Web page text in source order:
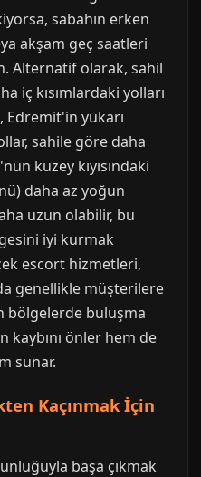
sabahın erken
akşam geç saatleri
Alternatif olarak, sahil
iç kısımlardaki yolları
yukarı
sahile göre daha
kuzey kıyısındaki
daha az yoğun
uzun olabilir, bu
iyi kurmak
escort hizmetleri,
genellikle müşterilere
bölgelerde buluşma
kaybını önler hem de
sunar.
Kaçınmak İçin
başa çıkmak